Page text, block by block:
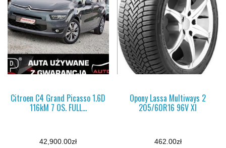
Citroen C4 Grand Picasso 1.6D
116kM 7 OS. FULL…
42,900.00zł
Opony Lassa Multiways 2
205/60R16 96V Xl
462.00zł